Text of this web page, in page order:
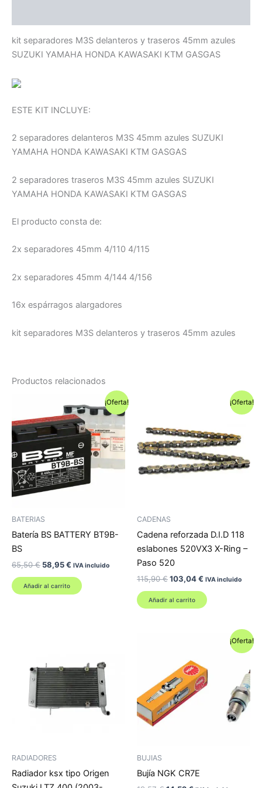
kit separadores M3S delanteros y traseros 45mm azules
SUZUKI YAMAHA HONDA KAWASAKI KTM GASGAS
ESTE KIT INCLUYE:
2 separadores delanteros M3S 45mm azules SUZUKI
YAMAHA HONDA KAWASAKI KTM GASGAS
2 separadores traseros M3S 45mm azules SUZUKI
YAMAHA HONDA KAWASAKI KTM GASGAS
El producto consta de:
2x separadores 45mm 4/110 4/115
2x separadores 45mm 4/144 4/156
16x espárragos alargadores
kit separadores M3S delanteros y traseros 45mm azules
Productos relacionados
¡Oferta!
BATERIAS
Batería BS BATTERY BT9B-
BS
65,50€ El
original
era:
58,95€ El
actual
es:
IVA incluido
Añadir al carrito
¡Oferta!
CADENAS
Cadena reforzada D.I.D 118
eslabones 520VX3 X-Ring –
Paso 520
115,90€El
original
era:
103,04€ El
actual
es:
IVA incluido
Añadir al carrito
RADIADORES
Radiador ksx tipo Origen
¡Oferta!
BUJIAS
Bujía NGK CR7E